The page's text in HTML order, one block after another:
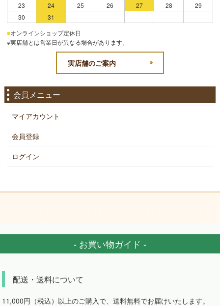
23
24 25 26 27 28
29
30
31
■オンラインショップ定休日
※実店舗とは営業日が異なる場合があります。
実店舗のご案内
会員メニュー
マイアカウント
会員登録
ログイン
- お買い物ガイド -
配送・送料について
11,000円（税込）以上のご購入で、送料無料でお届けいたします。